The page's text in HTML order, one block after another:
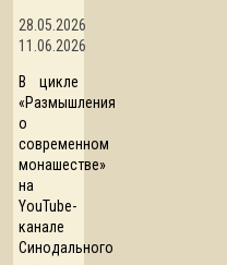
28.05.2026
11.06.2026
В цикле
«Размышления
о
современном
монашестве»
на
YouTube-
канале
Синодального